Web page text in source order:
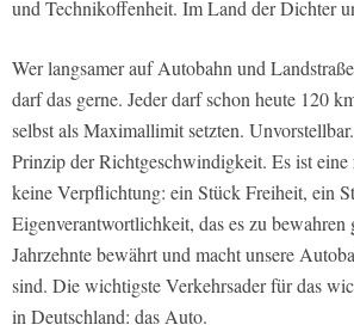
und Technikoffenheit. Im Land der Dichter
Wer langsamer auf Autobahn und
darf das gerne. Jeder darf schon heute 120
selbst als Maximallimit setzten.
Prinzip der Richtgeschwindigkeit. Es ist
keine Verpflichtung: ein Stück Freiheit, ein
Eigenverantwortlichkeit, das es zu
Jahrzehnte bewährt und macht unsere
sind. Die wichtigste Verkehrsader für das
in Deutschland: das Auto.